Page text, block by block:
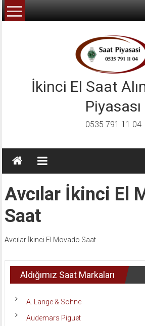
İçeriğe
geç
İkinci El Saat
Piyasası
0535 791 11 04
Avcılar İkinci El
Saat
Avcılar İkinci El Movado Saat
Aldığımız Saat Markaları
A. Lange & Söhne
Audemars Piguet